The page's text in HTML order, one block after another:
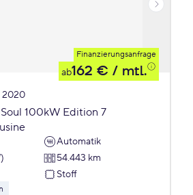
Finanzierungsanfrage
ab162 € / mtl.
2020
100kW Edition 7
Automatik
54.443 km
Stoff